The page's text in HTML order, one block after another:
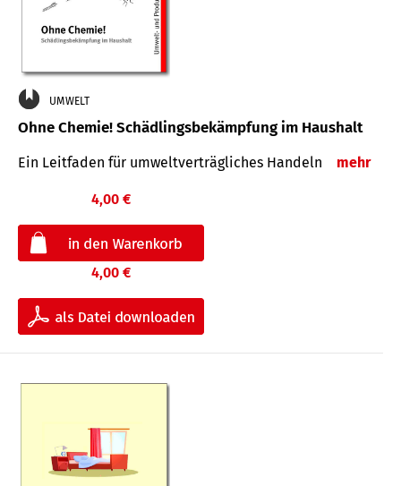
UMWELT
Ohne Chemie! Schädlingsbekämpfung im Haushalt
Ein Leitfaden für um­welt­ver­träg­liches Han­deln mehr
4,00 €
4,00 €